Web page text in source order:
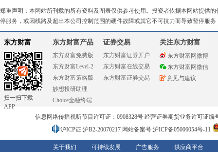
郑重声明：本网站所刊载的所有资料及图表仅供参考使用。投资者依据本网站提供
停服务，或因线路及超出本公司控制范围的硬件故障或其它不可抗力而导致暂停服
东方财富
扫一扫下载
APP
东方财富产品
东方财富免费版
东方财富Level-2
东方财富策略版
妙想投研助理
Choice金融终端
证券交易
东方财富证券开户
东方财富在线交易
东方财富证券交易
关注东方财富
东方财富网微博
东方财富网微信
意见与建议
信息网络传播视听节目许可证：0908328号 经营证券期货业务许可证编
沪ICP证:沪B2-20070217 网站备案号:沪ICP备05006054号-11
关于我们 可持续发展 广告服务 供应商平台